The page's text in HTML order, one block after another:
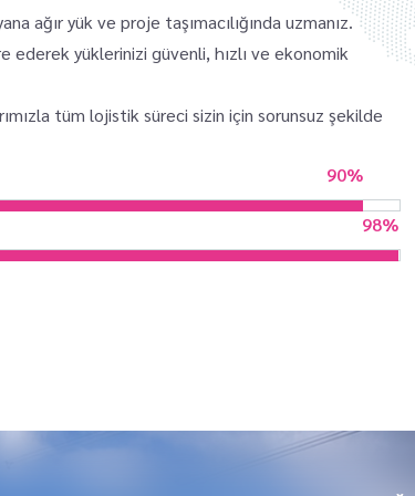
ağır yük ve proje taşımacılığında uzmanız.
ederek yüklerinizi güvenli, hızlı ve ekonomik
tüm lojistik süreci sizin için sorunsuz şekilde
95%
100%